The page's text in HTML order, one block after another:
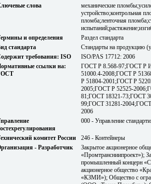
слова
механические
устройство;контрольная
пломба;ленточная
и определения
Раздел стандарта
стандарта
Стандарты на продукцию
требования: ISO
ISO/PAS 17712: 2006
ссылки на:
ГОСТ Р 8.568-97;ГОСТ Р
51000.4-2008;ГОСТ Р
Р 51804-2001;ГОСТ Р
2005;ГОСТ Р 52525-
81;ГОСТ 18321-73;ГОСТ
99;ГОСТ 31281-
2006
000 - Управление
комитет России
246 - Контейнеры
- Разработчик
Закрытое акционерное
«Промтрансниипроект»);
промышленный концерн
акционерное общество
«КЗМИ»); Общество с